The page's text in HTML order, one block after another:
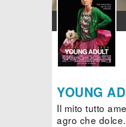
YOUNG
Il mito tutto
agro che dolce.